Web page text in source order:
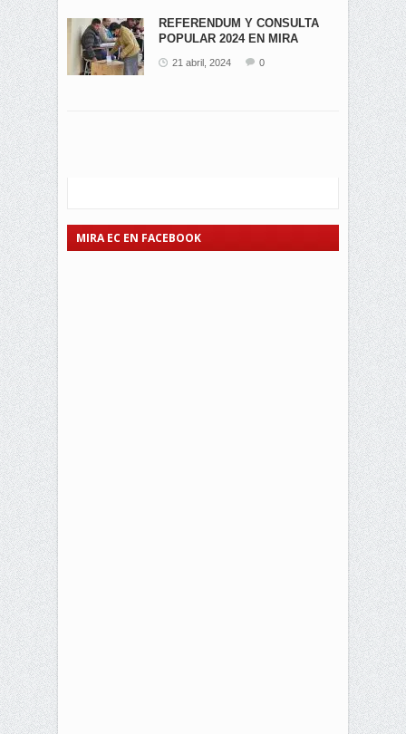
REFERENDUM Y CONSULTA
POPULAR 2024 EN MIRA
21 abril, 2024 0
MIRA EC EN FACEBOOK